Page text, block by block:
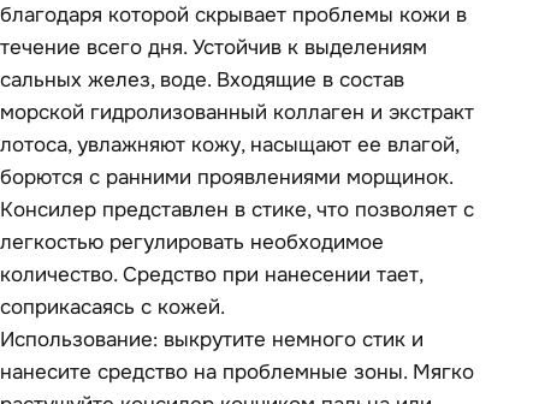
благодаря которой скрывает проблемы кожи в
течение всего дня. Устойчив к выделениям
сальных желез, воде. Входящие в состав
морской гидролизованный коллаген и экстракт
лотоса, увлажняют кожу, насыщают ее влагой,
борются с ранними проявлениями морщинок.
Консилер представлен в стике, что позволяет с
легкостью регулировать необходимое
количество. Средство при нанесении тает,
соприкасаясь с кожей.
Использование: выкрутите немного стик и
нанесите средство на проблемные зоны. Мягко